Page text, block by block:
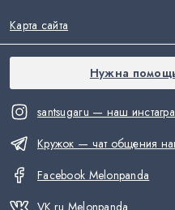
santsugaru — наш
Кружок — чат общения
Facebook Melonpanda
VK.ru Melonpanda
Карта сайта
Нужна